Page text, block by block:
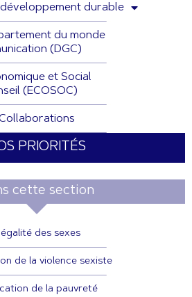
durable
du monde
(DGC)
et Social
(ECOSOC)
PRIORITÉS
cette section
des sexes
de la violence sexiste
de la pauvreté